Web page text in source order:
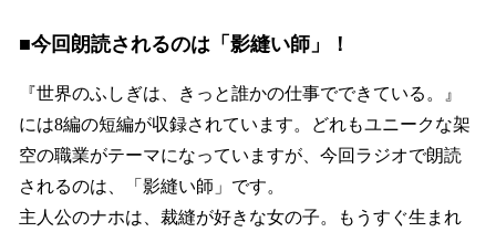
■今回朗読されるのは「影縫い師」！
『世界のふしぎは、きっと誰かの仕事でできている。』
には8編の短編が収録されています。どれもユニークな架
空の職業がテーマになっていますが、今回ラジオで朗読
されるのは、「影縫い師」です。
主人公のナホは、裁縫が好きな女の子。もうすぐ生まれ